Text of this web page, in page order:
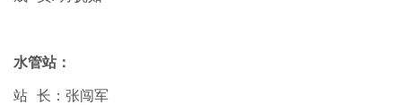
水管站：
站 长：张闯军